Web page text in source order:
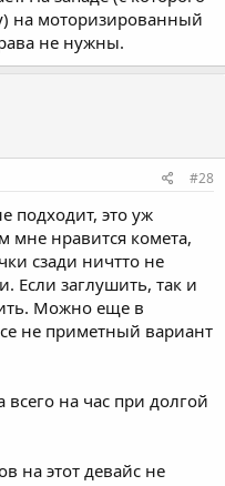
на моторизированный
не нужны.
#28
подходит, это уж
мне нравится комета,
сзади ничтто не
Если заглушить, так и
Можно еще в
не приметный вариант
всего на час при долгой
на этот девайс не